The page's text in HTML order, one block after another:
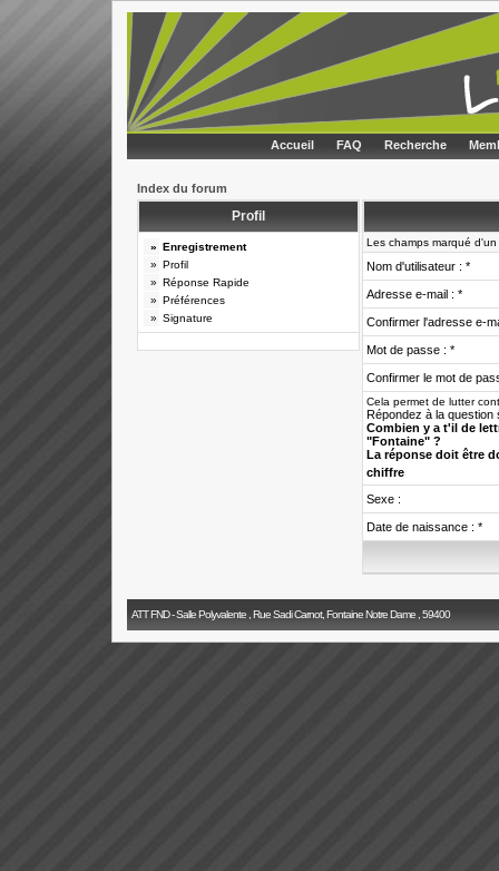
Accueil FAQ Recherche
Index du forum
Profil
» Enregistrement
» Profil
» Réponse Rapide
» Préférences
» Signature
Les champs marqué
Nom d'utilisateur : *
Adresse e-mail : *
Confirmer l'adresse e-
Mot de passe : *
Confirmer le mot de
Cela permet de lutter
Répondez à la question
Combien y a t'il de
"Fontaine" ?
La réponse doit être
chiffre
Sexe :
Date de naissance : *
ATT FND - Salle Polyvalente , Rue Sadi Carnot, Fontaine Notre Dame , 59400